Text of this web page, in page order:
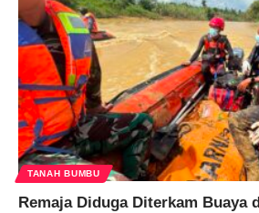
TANAH BUMBU
Remaja Diduga Diterkam Buaya